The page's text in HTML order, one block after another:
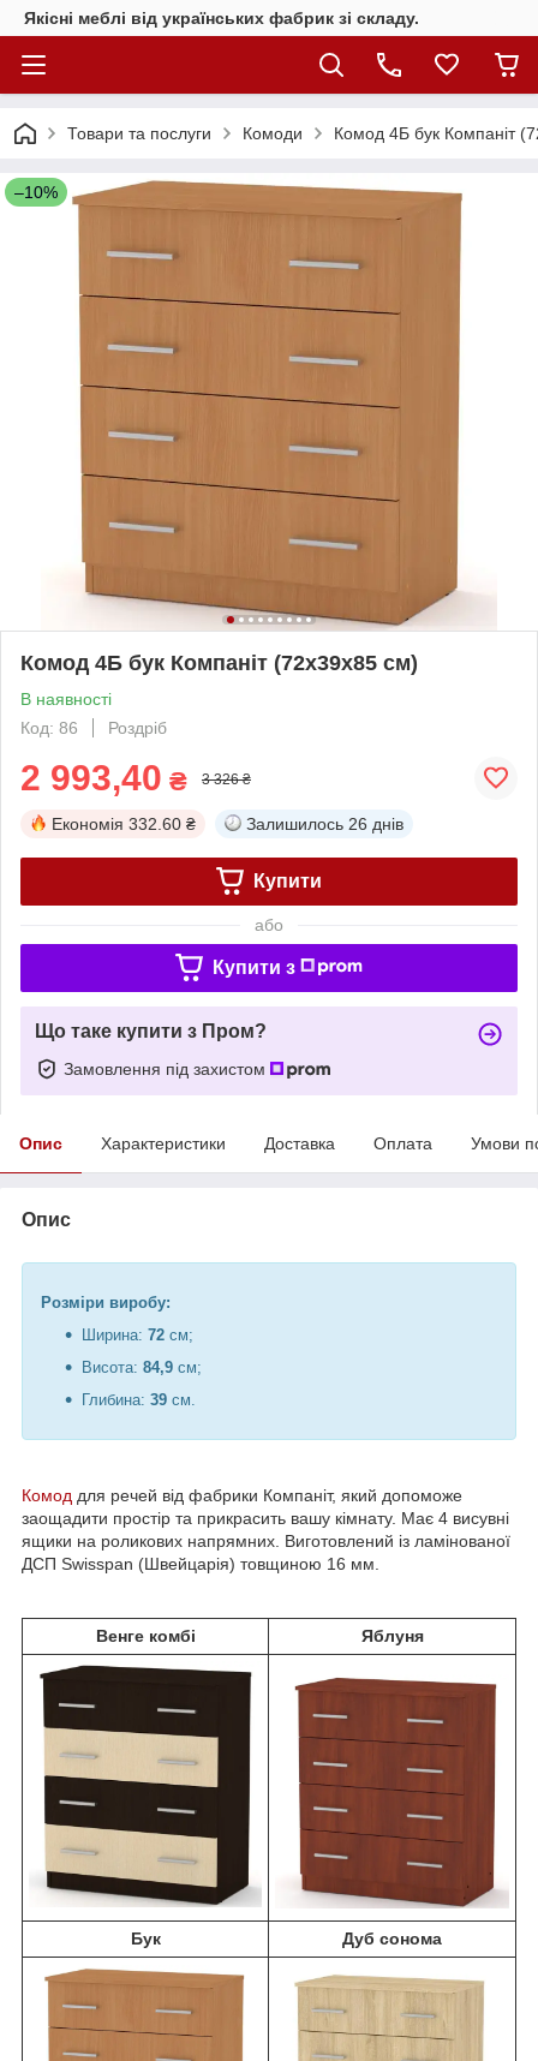
Якісні меблі від українських фабрик зі складу.
Товари та послуги Комоди Комод 4Б бук Компаніт
–10%
Комод 4Б бук Компаніт (72х39х85 см)
В наявності
Код: 86
Роздріб
2 993,40 ₴ 3 326 ₴
Економія 332.60 ₴ Залишилось 26 днів
Купити
або
Купити з
Що таке купити з Пром?
Замовлення під захистом
Опис Характеристики Доставка Оплата Умови
Опис
Розміри виробу:
Ширина: 72 см;
Висота: 84,9 см;
Глибина: 39 см.
Комод для речей від фабрики Компаніт, який допоможе
заощадити простір та прикрасить вашу кімнату. Має 4 висувні
ящики на роликових напрямних. Виготовлений із ламінованої
ДСП Swisspan (Швейцарія) товщиною 16 мм.
Венге комбі Яблуня
Бук Дуб сонома